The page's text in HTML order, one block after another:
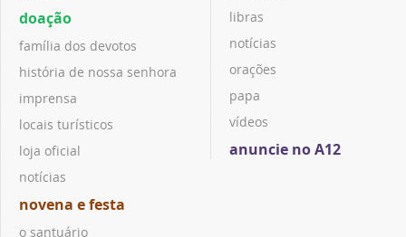
doação
família dos devotos
história de nossa senhora
imprensa
locais turísticos
loja oficial
notícias
novena e festa
o santuário
libras
notícias
orações
papa
vídeos
anuncie no A12